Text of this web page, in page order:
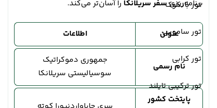
تور بانکوک
تور سامویی
تور کرابی
تور ترکیبی تایلند
برنامه‌ریزیسفر سریلانکا را آسان‌تر می‌کند.
عنوان اطلاعات
نام رسمی
جمهوری دموکراتیک
سوسیالیستی سریلانکا
پایتخت کشور